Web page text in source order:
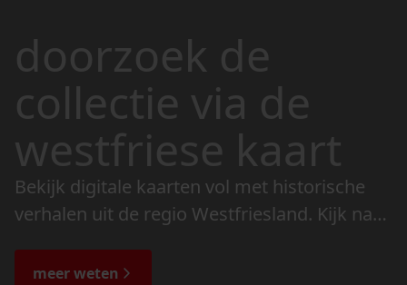
doorzoek de
collectie via de
westfriese kaart
Bekijk digitale kaarten vol met historische
verhalen uit de regio Westfriesland. Kijk naar
de bijzondere verhalen.
meer weten